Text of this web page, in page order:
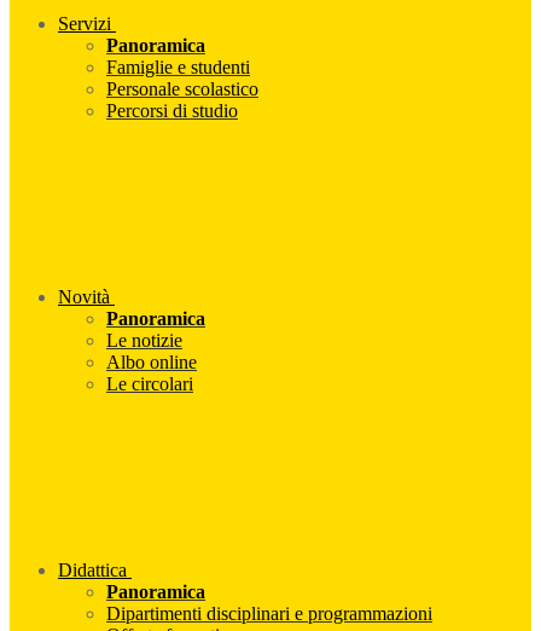
Servizi
Panoramica
Famiglie e studenti
Personale scolastico
Percorsi di studio
Novità
Panoramica
Le notizie
Albo online
Le circolari
Didattica
Panoramica
Dipartimenti disciplinari e programmazioni